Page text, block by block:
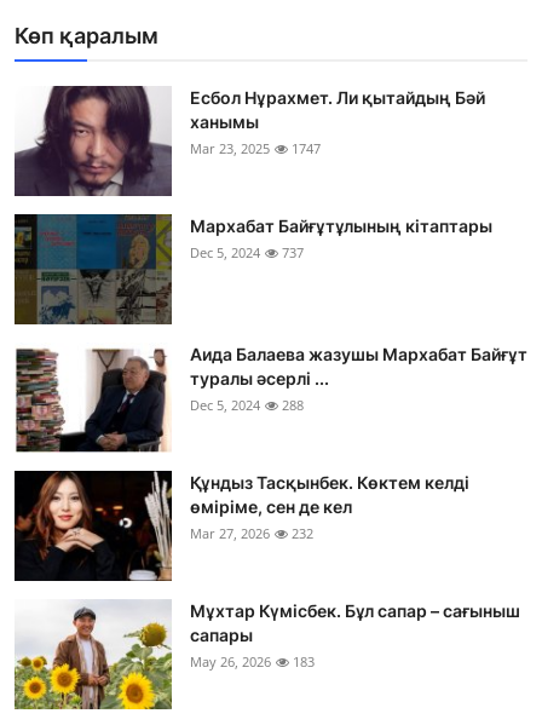
Көп қаралым
Есбол Нұрахмет. Ли қытайдың Бәй
ханымы
Mar 23, 2025 1747
Мархабат Байғұтұлының кітаптары
Dec 5, 2024 737
Аида Балаева жазушы Мархабат Байғұт
туралы әсерлі ...
Dec 5, 2024 288
Құндыз Тасқынбек. Көктем келді
өміріме, сен де кел
Mar 27, 2026 232
Мұхтар Күмісбек. Бұл сапар – сағыныш
сапары
May 26, 2026 183